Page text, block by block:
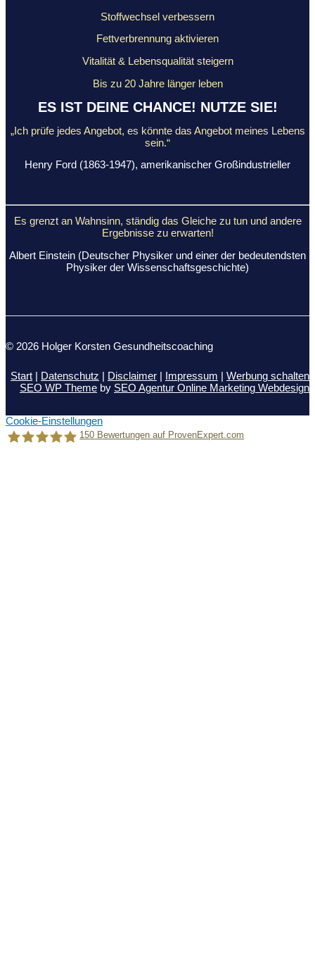
Stoffwechsel verbessern
Fettverbrennung aktivieren
Vitalität & Lebensqualität steigern
Bis zu 20 Jahre länger leben
ES IST DEINE CHANCE! NUTZE SIE!
„Ich prüfe jedes Angebot, es könnte das Angebot meines Lebens
sein.“
Henry Ford (1863-1947), amerikanischer Großindustrieller
Es grenzt an Wahnsinn, ständig das Gleiche zu tun und andere
Ergebnisse zu erwarten!
Albert Einstein (Deutscher Physiker und einer der bedeutendsten
Physiker der Wissenschaftsgeschichte)
© 2026 Holger Korsten Gesundheitscoaching
Start | Datenschutz | Disclaimer | Impressum | Werbung schalten
SEO WP Theme by SEO Agentur Online Marketing Webdesign
Cookie-Einstellungen
150 Bewertungen auf ProvenExpert.com